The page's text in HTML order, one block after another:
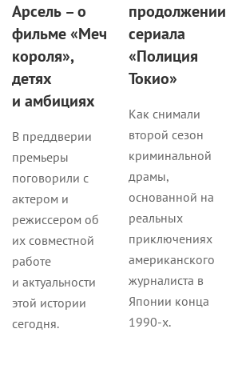
Арсель – о
фильме «Меч
короля»,
детях
и амбициях
В преддверии
премьеры
поговорили с
актером и
режиссером об
их совместной
работе
и актуальности
этой истории
сегодня.
продолжении
сериала
«Полиция
Токио»
Как снимали
второй сезон
криминальной
драмы,
основанной на
реальных
приключениях
американского
журналиста в
Японии конца
1990-х.